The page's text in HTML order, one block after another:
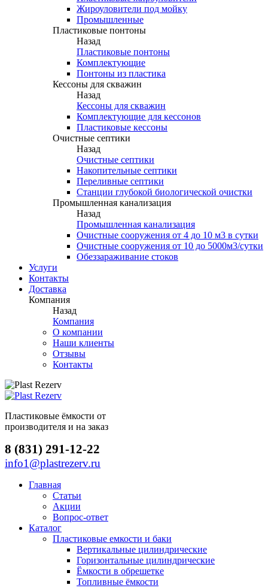
Жироуловители под мойку
Промышленные
Пластиковые понтоны
Назад
Пластиковые понтоны
Комплектующие
Понтоны из пластика
Кессоны для скважин
Назад
Кессоны для скважин
Комплектующие для кессонов
Пластиковые кессоны
Очистные септики
Назад
Очистные септики
Накопительные септики
Переливные септики
Станции глубокой биологической очистки
Промышленная канализация
Назад
Промышленная канализация
Очистные сооружения от 4 до 10 м3 в сутки
Очистные сооружения от 10 до 5000м3/сутки
Обеззараживание стоков
Услуги
Контакты
Доставка
Компания
Назад
Компания
О компании
Наши клиенты
Отзывы
Контакты
Пластиковые ёмкости от
производителя и на заказ
8 (831) 291-12-22
info1@plastrezerv.ru
Главная
Статьи
Акции
Вопрос-ответ
Каталог
Пластиковые емкости и баки
Вертикальные цилиндрические
Горизонтальные цилиндрические
Ёмкости в обрешетке
Топливные ёмкости